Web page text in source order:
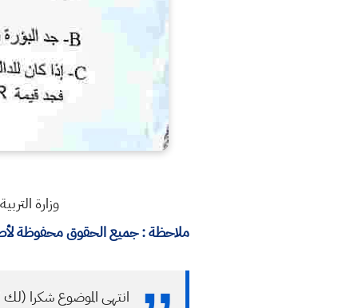
وزارة
ملاحظة : جميع الحقوق محفوظة
انتهى الموضوع شكرا